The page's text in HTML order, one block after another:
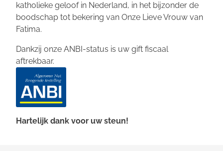
katholieke geloof in Nederland, in het bijzonder de
boodschap tot bekering van Onze Lieve Vrouw van
Fatima.
Dankzij onze ANBI-status is uw gift fiscaal
aftrekbaar.
Hartelijk dank voor uw steun!